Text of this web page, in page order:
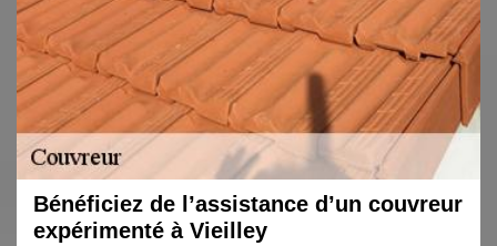
Bénéficiez de l’assistance d’un couvreur
expérimenté à Vieilley